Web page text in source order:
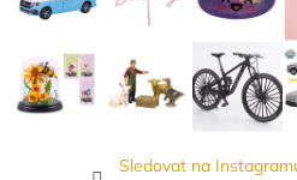
Sledovat na